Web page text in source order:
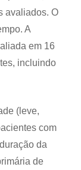
avaliados. O
A
em 16
incluindo
(leve,
com
da
de